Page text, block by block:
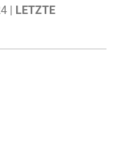
| LETZTE